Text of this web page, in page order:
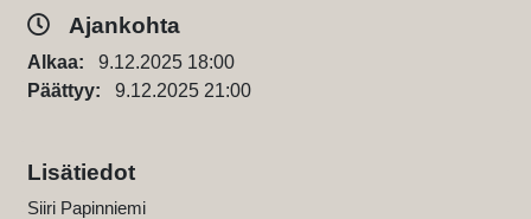
Ajankohta
Alkaa: 9.12.2025 18:00
Päättyy: 9.12.2025 21:00
Lisätiedot
Siiri Papinniemi